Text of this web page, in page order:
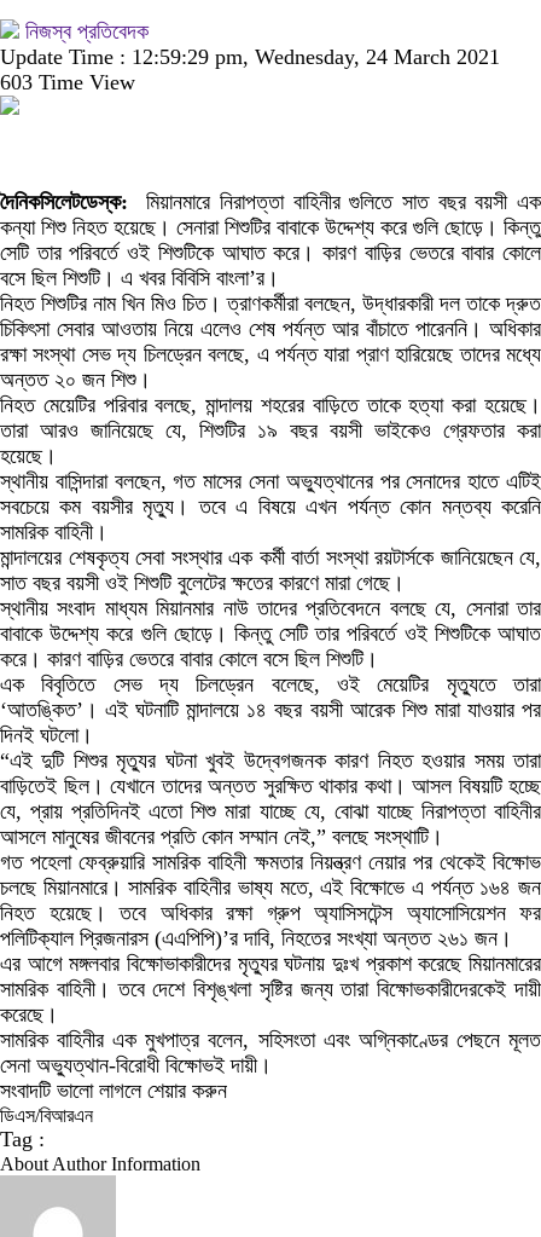
নিজস্ব প্রতিবেদক
Update Time : 12:59:29 pm, Wednesday, 24 March 2021
603 Time View
দৈনিকসিলেটডেস্ক:
মিয়ানমারে নিরাপত্তা বাহিনীর গুলিতে সাত বছর বয়সী এক
কন্যা শিশু নিহত হয়েছে। সেনারা শিশুটির বাবাকে উদ্দেশ্য করে গুলি ছোড়ে। কিন্তু
সেটি তার পরিবর্তে ওই শিশুটিকে আঘাত করে। কারণ বাড়ির ভেতরে বাবার কোলে
বসে ছিল শিশুটি। এ খবর বিবিসি বাংলা’র।
নিহত শিশুটির নাম খিন মিও চিত। ত্রাণকর্মীরা বলছেন, উদ্ধারকারী দল তাকে দ্রুত
চিকিৎসা সেবার আওতায় নিয়ে এলেও শেষ পর্যন্ত আর বাঁচাতে পারেননি। অধিকার
রক্ষা সংস্থা সেভ দ্য চিলড্রেন বলছে, এ পর্যন্ত যারা প্রাণ হারিয়েছে তাদের মধ্যে
অন্তত ২০ জন শিশু।
নিহত মেয়েটির পরিবার বলছে, মান্দালয় শহরের বাড়িতে তাকে হত্যা করা হয়েছে।
তারা আরও জানিয়েছে যে, শিশুটির ১৯ বছর বয়সী ভাইকেও গ্রেফতার করা
হয়েছে।
স্থানীয় বাসিন্দারা বলছেন, গত মাসের সেনা অভ্যুত্থানের পর সেনাদের হাতে এটিই
সবচেয়ে কম বয়সীর মৃত্যু। তবে এ বিষয়ে এখন পর্যন্ত কোন মন্তব্য করেনি
সামরিক বাহিনী।
মান্দালয়ের শেষকৃত্য সেবা সংস্থার এক কর্মী বার্তা সংস্থা রয়টার্সকে জানিয়েছেন যে,
সাত বছর বয়সী ওই শিশুটি বুলেটের ক্ষতের কারণে মারা গেছে।
স্থানীয় সংবাদ মাধ্যম মিয়ানমার নাউ তাদের প্রতিবেদনে বলছে যে, সেনারা তার
বাবাকে উদ্দেশ্য করে গুলি ছোড়ে। কিন্তু সেটি তার পরিবর্তে ওই শিশুটিকে আঘাত
করে। কারণ বাড়ির ভেতরে বাবার কোলে বসে ছিল শিশুটি।
এক বিবৃতিতে সেভ দ্য চিলড্রেন বলেছে, ওই মেয়েটির মৃত্যুতে তারা
‘আতঙ্কিত’। এই ঘটনাটি মান্দালয়ে ১৪ বছর বয়সী আরেক শিশু মারা যাওয়ার পর
দিনই ঘটলো।
“এই দুটি শিশুর মৃত্যুর ঘটনা খুবই উদ্বেগজনক কারণ নিহত হওয়ার সময় তারা
বাড়িতেই ছিল। যেখানে তাদের অন্তত সুরক্ষিত থাকার কথা। আসল বিষয়টি হচ্ছে
যে, প্রায় প্রতিদিনই এতো শিশু মারা যাচ্ছে যে, বোঝা যাচ্ছে নিরাপত্তা বাহিনীর
আসলে মানুষের জীবনের প্রতি কোন সম্মান নেই,” বলছে সংস্থাটি।
গত পহেলা ফেব্রুয়ারি সামরিক বাহিনী ক্ষমতার নিয়ন্ত্রণ নেয়ার পর থেকেই বিক্ষোভ
চলছে মিয়ানমারে। সামরিক বাহিনীর ভাষ্য মতে, এই বিক্ষোভে এ পর্যন্ত ১৬৪ জন
নিহত হয়েছে। তবে অধিকার রক্ষা গ্রুপ অ্যাসিসটেন্স অ্যাসোসিয়েশন ফর
পলিটিক্যাল প্রিজনারস (এএপিপি)’র দাবি, নিহতের সংখ্যা অন্তত ২৬১ জন।
এর আগে মঙ্গলবার বিক্ষোভাকারীদের মৃত্যুর ঘটনায় দুঃখ প্রকাশ করেছে মিয়ানমারের
সামরিক বাহিনী। তবে দেশে বিশৃঙ্খলা সৃষ্টির জন্য তারা বিক্ষোভকারীদেরকেই দায়ী
করেছে।
সামরিক বাহিনীর এক মুখপাত্র বলেন, সহিসংতা এবং অগ্নিকাণ্ডের পেছনে মূলত
সেনা অভ্যুত্থান-বিরোধী বিক্ষোভই দায়ী।
সংবাদটি ভালো লাগলে শেয়ার করুন
ডিএস/বিআরএন
Tag :
About Author Information